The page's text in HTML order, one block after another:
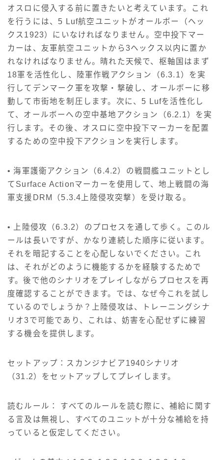
オスロに侵入する前に置きたいと考えています。これ
を行うには、5 Luf航空ユニットがオールボー（ヘッ
クス1923）にいなければなりません。空中投下マー
カーは、友軍航空ユニットから3ヘックス以内に置か
れなければなりません。晴れた天候で、枢軸国はまず
18軍を活性化し、陸軍作戦アクション（6.3.1）を実
行してデンマーク軍を攻撃・撃破し、オールボーに移
動して市街地を制圧します。次に、5 Lufを活性化し
て、オールボーへの空中基地アクション（6.2.1）を実
行します。その後、オスロに空中投下マーカーを配置
するための空中投下アクションを実行します。
• 海軍護衛アクション（6.4.2）の戦闘艦ユニットとし
てSurface Actionマーカーを使用して、地上戦闘の海
軍支援DRM（5.3.4上陸侵攻突撃）を受け取る。
• 上陸侵攻（6.3.2）のプロセスを通して歩く。このル
ールは長いですが、かなり連続した順序に従います。
それを暗記することを心配しないでください。これ
は、それがどのように機能するかを経験するためで
す。後で他のシナリオをプレイしながらプロセスを再
度確認することができます。では、なぜ今これを試し
ているのでしょうか？上陸侵攻は、トレーニングシナ
リオ3で可能であり、これは、妨害を心配せずに練習
する機会を提供します。
セットアップ：スカンジナビア1940シナリオ
（31.2）をセットアップしてプレイします。
読むルール： すべてのルールを読む際に、補給に関す
る言及は無視し、すべてのユニットが十分な補給を持
っていると仮定してください。